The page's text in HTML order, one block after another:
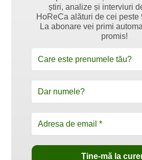
știri, analize și interviuri
HoReCa alături de cei peste
La abonare vei primi
promis!